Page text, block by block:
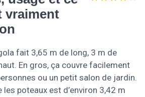
vraiment
fait 3,65 m de long, 3 m de
En gros, ça couvre facilement
ou un petit salon de jardin.
les poteaux est d’environ 3,42 m